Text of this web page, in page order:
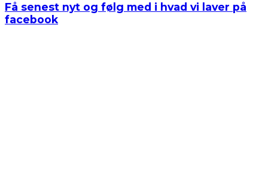
Få senest nyt og følg med i hvad vi laver på
facebook